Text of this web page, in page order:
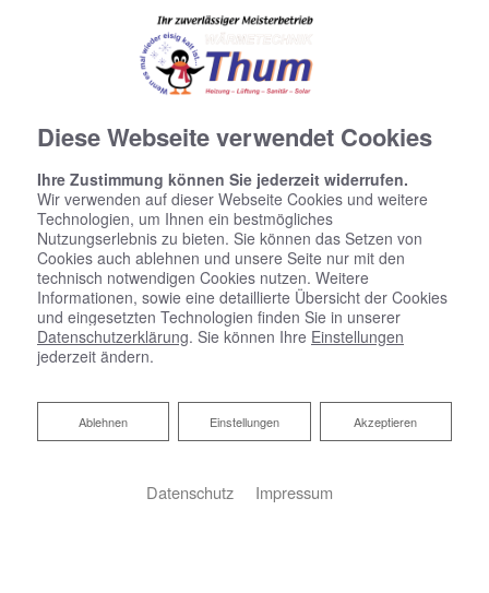
Diese Webseite verwendet Cookies
Ihre Zustimmung können Sie jederzeit widerrufen.
Wir verwenden auf dieser Webseite Cookies und weitere
Technologien, um Ihnen ein bestmögliches
Nutzungserlebnis zu bieten. Sie können das Setzen von
Cookies auch ablehnen und unsere Seite nur mit den
technisch notwendigen Cookies nutzen. Weitere
Informationen, sowie eine detaillierte Übersicht der Cookies
und eingesetzten Technologien finden Sie in unserer
Datenschutzerklärung. Sie können Ihre Einstellungen
jederzeit ändern.
Akzeptieren
Einstellungen
Ablehnen
Ablehnen
Datenschutz Impressum